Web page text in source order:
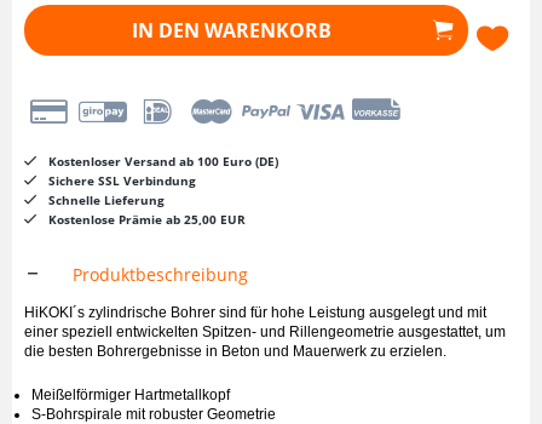
IN DEN WARENKORB
Kostenloser Versand ab 100 Euro (DE)
Sichere SSL Verbindung
Schnelle Lieferung
Kostenlose Prämie ab 25,00 EUR
Produktbeschreibung
HiKOKI´s zylindrische Bohrer sind für hohe Leistung ausgelegt und mit
einer speziell entwickelten Spitzen- und Rillengeometrie ausgestattet, um
die besten Bohrergebnisse in Beton und Mauerwerk zu erzielen.
Meißelförmiger Hartmetallkopf
S-Bohrspirale mit robuster Geometrie